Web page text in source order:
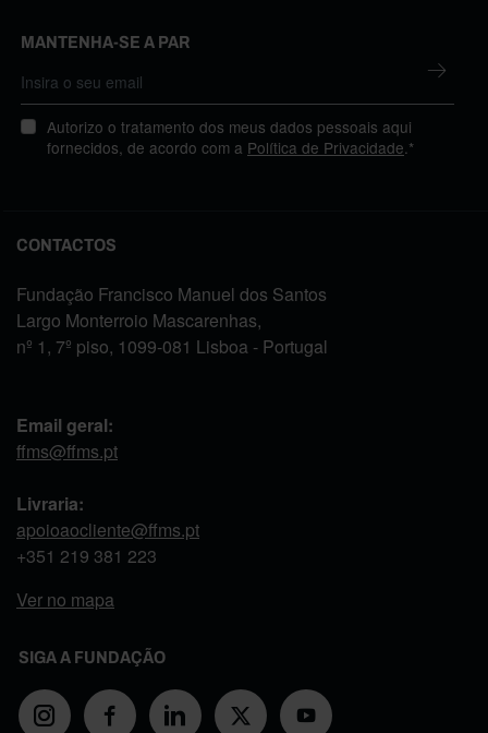
MANTENHA-SE A PAR
Autorizo o tratamento dos meus dados pessoais aqui
fornecidos, de acordo com a Política de Privacidade .*
CONTACTOS
Fundação Francisco Manuel dos Santos
Largo Monterroio Mascarenhas,
nº 1, 7º piso, 1099-081 Lisboa - Portugal
Email geral:
ffms@ffms.pt
Livraria:
apoioaocliente@ffms.pt
+351 219 381 223
Ver no mapa
SIGA A FUNDAÇÃO